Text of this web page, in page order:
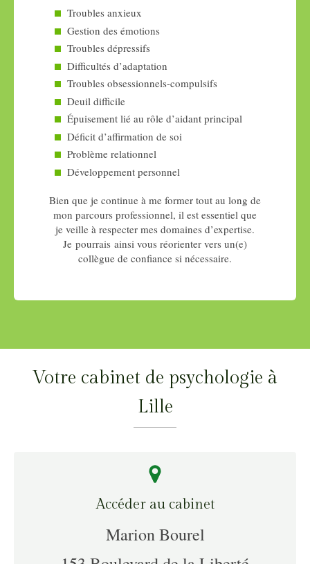
Troubles anxieux
Gestion des émotions
Troubles dépressifs
Difficultés d’adaptation
Troubles obsessionnels-compulsifs
Deuil difficile
Épuisement lié au rôle d’aidant principal
Déficit d’affirmation de soi
Problème relationnel
Développement personnel
Bien que je continue à me former tout au long de
mon parcours professionnel, il est essentiel que
je veille à respecter mes domaines d’expertise.
Je pourrais ainsi vous réorienter vers un(e)
collègue de confiance si nécessaire.
Votre cabinet de psychologie à
Lille
Accéder au cabinet
Marion Bourel